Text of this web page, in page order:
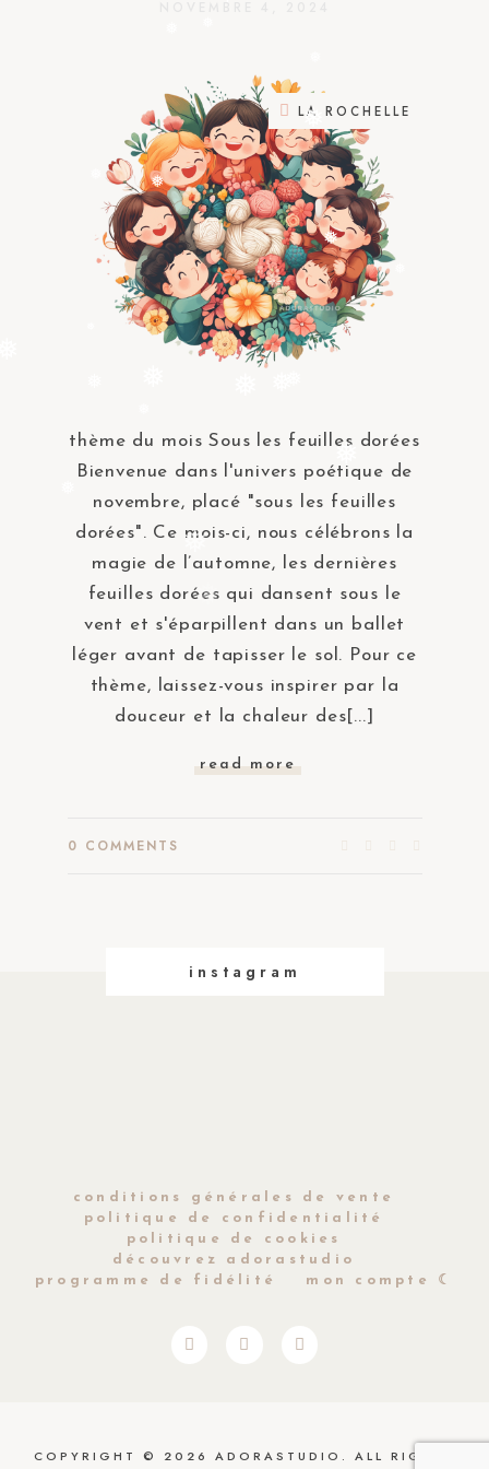
❅
❅
❅
❅
❅
❅
NOVEMBRE 4, 2024
LA ROCHELLE
thème du mois Sous les feuilles dorées
Bienvenue dans l'univers poétique de
novembre, placé "sous les feuilles
dorées". Ce mois-ci, nous célébrons la
magie de l’automne, les dernières
feuilles dorées qui dansent sous le
vent et s'éparpillent dans un ballet
léger avant de tapisser le sol. Pour ce
thème, laissez-vous inspirer par la
douceur et la chaleur des[...]
read more
0 COMMENTS
instagram
conditions générales de vente
politique de confidentialité
politique de cookies
découvrez adorastudio
programme de fidélité
mon compte ☾
COPYRIGHT © 2026 ADORASTUDIO. ALL RIGHTS